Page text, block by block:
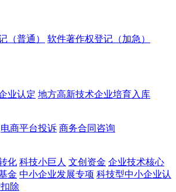
（普通）
软件著作权登记（加急）
业认定 地方高新技术企业培育入库
电商平台投诉 商务合同咨询
化 科技小巨人 文创资金 企业技术核心
金 中小企业发展专项 科技型中小企业认
除